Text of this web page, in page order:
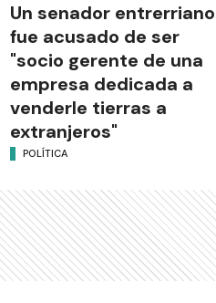
Un senador entrerriano
fue acusado de ser
"socio gerente de una
empresa dedicada a
venderle tierras a
extranjeros"
POLÍTICA